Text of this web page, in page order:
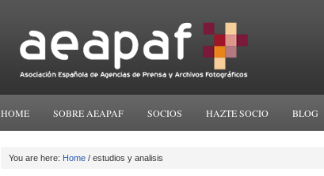
HOME SOBRE AEAPAF SOCIOS HAZTE SOCIO BLOG
You are here: Home / estudios y analisis